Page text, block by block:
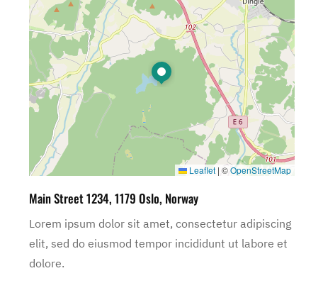
Leaflet | ©OpenStreetMap
Main Street 1234, 1179 Oslo, Norway
Lorem ipsum dolor sit amet, consectetur adipiscing
elit, sed do eiusmod tempor incididunt ut labore et
dolore.